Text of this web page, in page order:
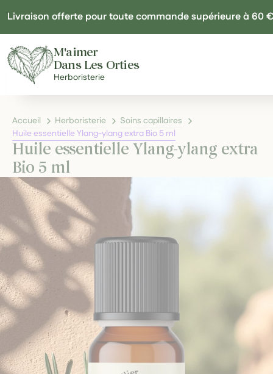
Livraison offerte pour toute commande supérieure à 60 €
M'aimer
Dans Les Orties
Herboristerie
Accueil Herboristerie
Soins capillaires
Huile essentielle Ylang-ylang extra Bio 5 ml
Huile essentielle Ylang-ylang extra
Bio 5 ml